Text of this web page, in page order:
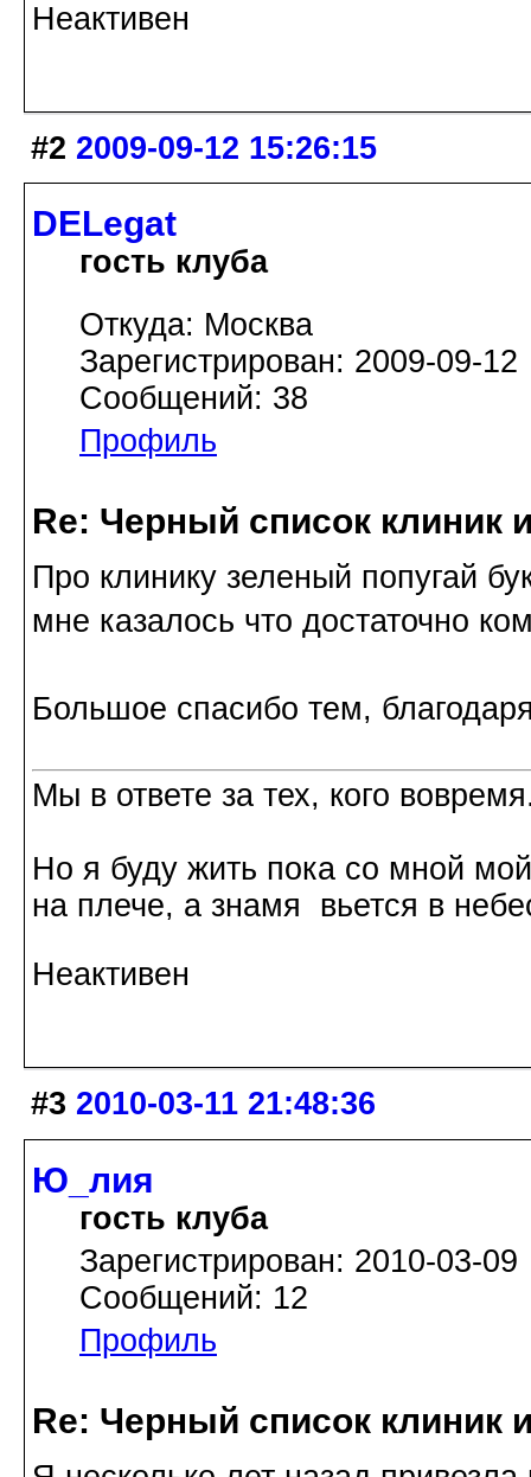
Неактивен
#2 2009-09-12 15:26:15
DELegat
гость клуба
Откуда: Москва
Зарегистрирован: 2009-09-12
Сообщений: 38
Профиль
Re: Черный список клиник
Про клинику зеленый попугай
мне казалось что достаточно
Большое спасибо тем,
Мы в ответе за тех, кого
Но я буду жить пока со мной
на плече, а знамя вьется в
Неактивен
#3 2010-03-11 21:48:36
Ю_лия
гость клуба
Зарегистрирован: 2010-03-09
Сообщений: 12
Профиль
Re: Черный список клиник